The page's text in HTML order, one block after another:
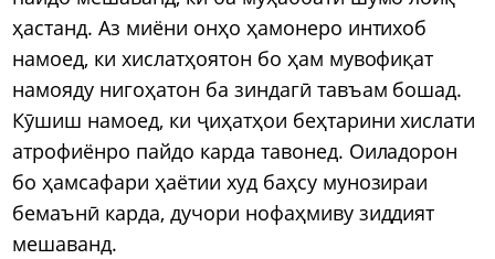
ҳастанд. Аз миёни онҳо ҳамонеро интихоб
намоед, ки хислатҳоятон бо ҳам мувофиқат
намояду нигоҳатон ба зиндагӣ тавъам бошад.
Кӯшиш намоед, ки ҷиҳатҳои беҳтарини хислати
атрофиёнро пайдо карда тавонед. Оиладорон
бо ҳамсафари ҳаётии худ баҳсу мунозираи
бемаънӣ карда, дучори нофаҳмиву зиддият
мешаванд.